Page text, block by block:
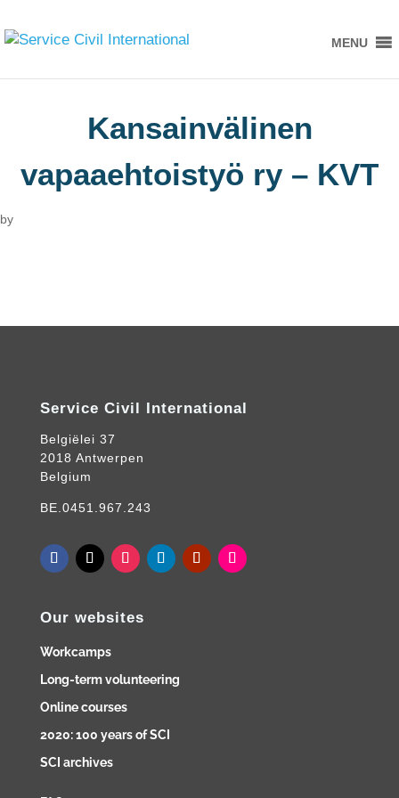
MENU
Kansainvälinen
vapaaehtoistyö ry – KVT
by
Service Civil International
Belgiëlei 37
2018 Antwerpen
Belgium
BE.0451.967.243
Our websites
Workcamps
Long-term volunteering
Online courses
2020: 100 years of SCI
SCI archives